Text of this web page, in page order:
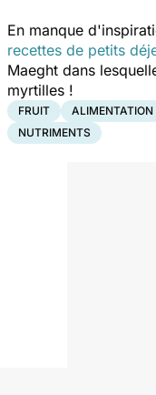
En manque
recettes de petits
Maeght dans
myrtilles !
FRUIT ALIMENTATION
NUTRIMENTS